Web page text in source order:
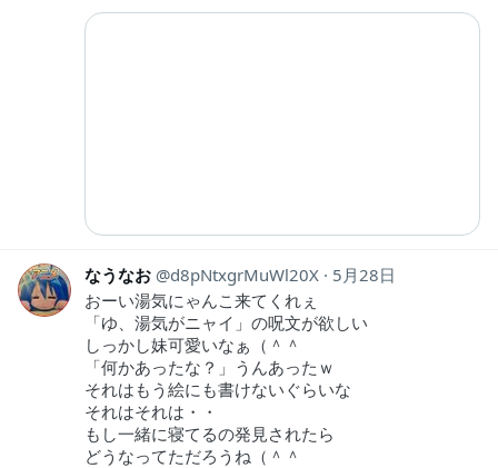
なうなお d8pNtxgrMuWl20X
5月28日
おーい湯気にゃんこ来てくれぇ
「ゆ、湯気がニャイ」の呪文が欲しい
しっかし妹可愛いなぁ（＾＾
「何かあったな？」うんあったｗ
それはもう絵にも書けないぐらいな
それはそれは・・
もし一緒に寝てるの発見されたら
どうなってただろうね（＾＾